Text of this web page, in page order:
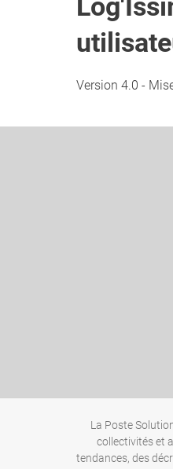
Version 4.0 -
La Poste
collectivités et
tendances, des